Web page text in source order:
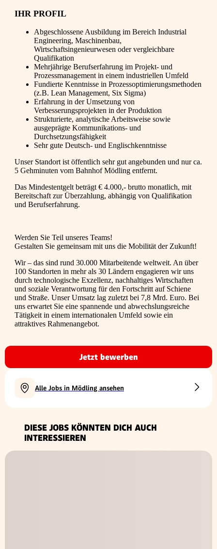
IHR PROFIL
Abgeschlossene Ausbildung im Bereich Industrial
Engineering, Maschinenbau,
Wirtschaftsingenieurwesen oder vergleichbare
Qualifikation
Mehrjährige Berufserfahrung im Projekt- und
Prozessmanagement in einem industriellen Umfeld
Fundierte Kenntnisse in Prozessoptimierungsmethoden
(z.B. Lean Management, Six Sigma)
Erfahrung in der Umsetzung von
Verbesserungsprojekten in der Produktion
Strukturierte, analytische Arbeitsweise sowie
ausgeprägte Kommunikations- und
Durchsetzungsfähigkeit
Sehr gute Deutsch- und Englischkenntnisse
Unser Standort ist öffentlich sehr gut angebunden und nur ca.
5 Gehminuten vom Bahnhof Mödling entfernt.
Das Mindestentgelt beträgt € 4.000,- brutto monatlich, mit
Bereitschaft zur Überzahlung, abhängig von Qualifikation
und Berufserfahrung.
Werden Sie Teil unseres Teams!
Gestalten Sie gemeinsam mit uns die Mobilität der Zukunft!
Wir – das sind rund 30.000 Mitarbeitende weltweit. An über
100 Standorten in mehr als 30 Ländern engagieren wir uns
durch technologische Exzellenz, nachhaltiges Wirtschaften
und soziale Verantwortung für den Fortschritt auf Schiene
und Straße. Unser Umsatz lag zuletzt bei 7,8 Mrd. Euro. Bei
uns erwartet Sie eine spannende und abwechslungsreiche
Tätigkeit in einem internationalen Umfeld sowie ein
attraktives Rahmenangebot.
Jetzt bewerben
Alle Jobs in Mödling ansehen
DIESE JOBS KÖNNTEN DICH AUCH
INTERESSIEREN